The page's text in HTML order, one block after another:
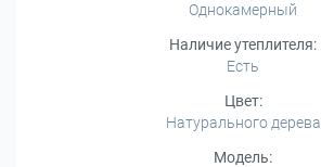
Однокамерный
Наличие утеплителя:
Есть
Цвет:
Натурального дерева
Модель: